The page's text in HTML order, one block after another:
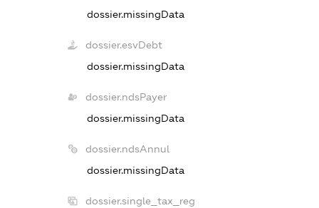
dossier.missingData
dossier.esvDebt
dossier.missingData
dossier.ndsPayer
dossier.missingData
dossier.ndsAnnul
dossier.missingData
dossier.single_tax_reg